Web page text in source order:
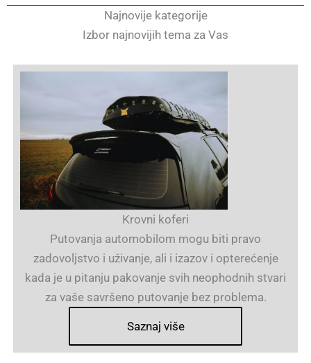
Najnovije kategorije
Izbor najnovijih tema za Vas
Krovni koferi
Putovanja automobilom mogu biti pravo
zadovoljstvo i uživanje, ali i izazov i opterećenje
kada je u pitanju pakovanje svih neophodnih stvari
za vaše savršeno putovanje bez problema.
Saznaj više